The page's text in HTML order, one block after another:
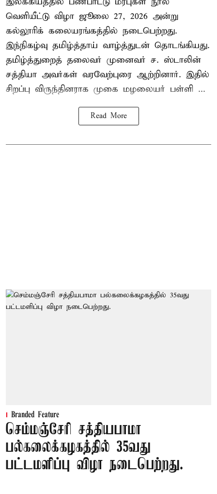
வெளியீட்டு விழா ஜூலை 27, 2026 அன்று
கல்லூரிக் கலையரங்கத்தில் நடைபெற்றது.
இந்நிகழ்வு தமிழ்த்தாய் வாழ்த்துடன் தொடங்கியது.
தமிழ்த்துறைத் தலைவர் முனைவர் ச. ஸ்டாலின்
சத்தியா அவர்கள் வரவேற்புரை ஆற்றினார். இதில்
சிறப்பு விருந்தினராக முகை மழலையர் பள்ளி ...
Read More
Branded Feature
செம்மஞ்சேரி சத்தியபாமா
பல்கலைக்கழகத்தில் 35வது
பட்டமளிப்பு விழா நடைபெற்றது.